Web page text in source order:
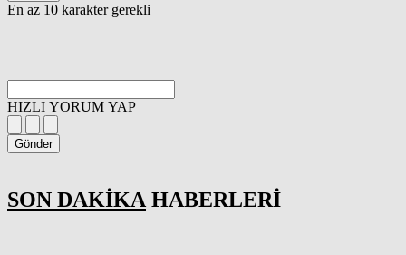
En az 10 karakter gerekli
HIZLI YORUM YAP
Gönder
SON DAKİKA HABERLERİ